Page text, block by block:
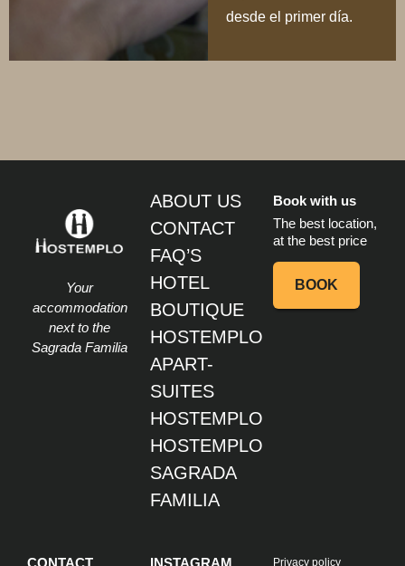
desde el primer día.
Your
accommodation
next to the
Sagrada Familia
ABOUT US
CONTACT
FAQ’S
HOTEL
BOUTIQUE
HOSTEMPLO
APART-
SUITES
HOSTEMPLO
HOSTEMPLO
SAGRADA
FAMILIA
Book with us
The best location,
at the best price
BOOK
CONTACT INSTAGRAM Privacy policy